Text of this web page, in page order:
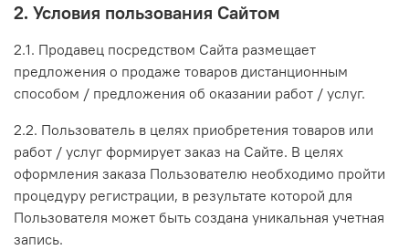
2. Условия пользования Сайтом
2.1. Продавец посредством Сайта размещает
предложения о продаже товаров дистанционным
способом / предложения об оказании работ / услуг.
2.2. Пользователь в целях приобретения товаров или
работ / услуг формирует заказ на Сайте. В целях
оформления заказа Пользователю необходимо пройти
процедуру регистрации, в результате которой для
Пользователя может быть создана уникальная учетная
запись.